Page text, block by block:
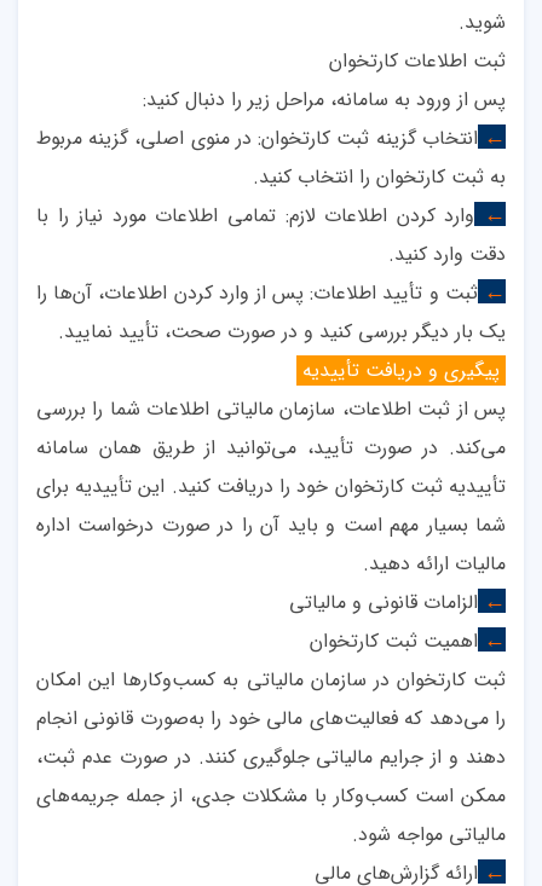
شوید.
ثبت اطلاعات کارتخوان
پس از ورود به سامانه، مراحل زیر را دنبال کنید:
← انتخاب گزینه ثبت کارتخوان: در منوی اصلی، گزینه مربوط
به ثبت کارتخوان را انتخاب کنید.
← وارد کردن اطلاعات لازم: تمامی اطلاعات مورد نیاز را با
دقت وارد کنید.
←ثبت و تأیید اطلاعات: پس از وارد کردن اطلاعات، آن‌ها را
یک بار دیگر بررسی کنید و در صورت صحت، تأیید نمایید.
پیگیری و دریافت تأییدیه
پس از ثبت اطلاعات، سازمان مالیاتی اطلاعات شما را بررسی
می‌کند. در صورت تأیید، می‌توانید از طریق همان سامانه
تأییدیه ثبت کارتخوان خود را دریافت کنید. این تأییدیه برای
شما بسیار مهم است و باید آن را در صورت درخواست اداره
مالیات ارائه دهید.
← الزامات قانونی و مالیاتی
← اهمیت ثبت کارتخوان
ثبت کارتخوان در سازمان مالیاتی به کسب‌وکارها این امکان
را می‌دهد که فعالیت‌های مالی خود را به‌صورت قانونی انجام
دهند و از جرایم مالیاتی جلوگیری کنند. در صورت عدم ثبت،
ممکن است کسب‌وکار با مشکلات جدی، از جمله جریمه‌های
مالیاتی مواجه شود.
← ارائه گزارش‌های مالی